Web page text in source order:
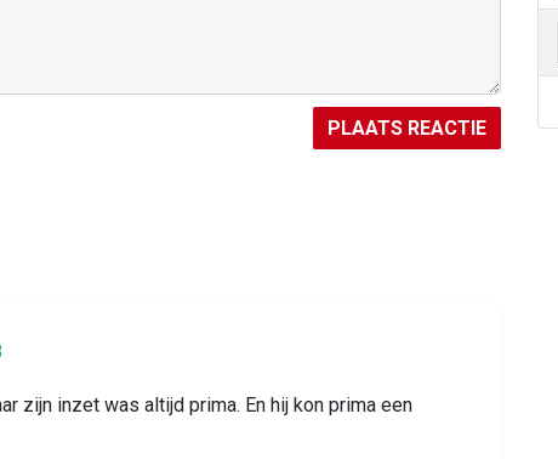
PLAATS REACTIE
zijn inzet was altijd prima. En hij kon prima een